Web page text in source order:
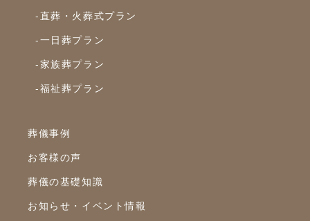
2022年4月
2022年3月
2022年2月
2022年1月
-直葬・火葬式プラン
-一日葬プラン
-家族葬プラン
-福祉葬プラン
葬儀事例
お客様の声
葬儀の基礎知識
お知らせ・イベント情報